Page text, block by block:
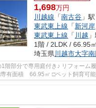
1,698万円
川越線 「南古谷 」
東武東上線 「新河岸
東武東上線 「 川越 」
1階 / 2LDK / 66.95㎡
埼玉県 川越市大字
階部分で専用庭付き♪ リフォーム
帖 □専用庭 21.80㎡（月額...